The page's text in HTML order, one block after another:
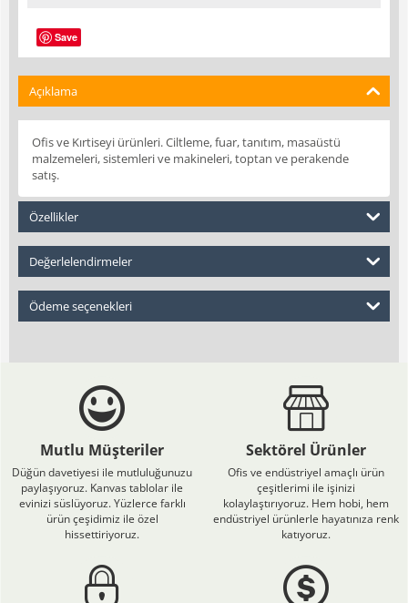
Save
Açıklama
Ofis ve Kırtiseyi ürünleri. Ciltleme, fuar, tanıtım, masaüstü
malzemeleri, sistemleri ve makineleri, toptan ve perakende
satış.
Özellikler
Değerlelendirmeler
Ödeme seçenekleri
Mutlu Müşteriler
Düğün davetiyesi ile mutluluğunuzu
paylaşıyoruz. Kanvas tablolar ile
evinizi süslüyoruz. Yüzlerce farklı
ürün çeşidimiz ile özel
hissettiriyoruz.
Sektörel Ürünler
Ofis ve endüstriyel amaçlı ürün
çeşitlerimi ile işinizi
kolaylaştırıyoruz. Hem hobi, hem
endüstriyel ürünlerle hayatınıza renk
katıyoruz.